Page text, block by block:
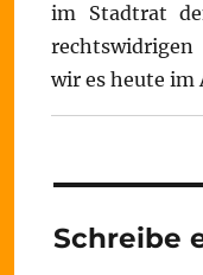
im Stadtrat
wir es heute im
Schreibe